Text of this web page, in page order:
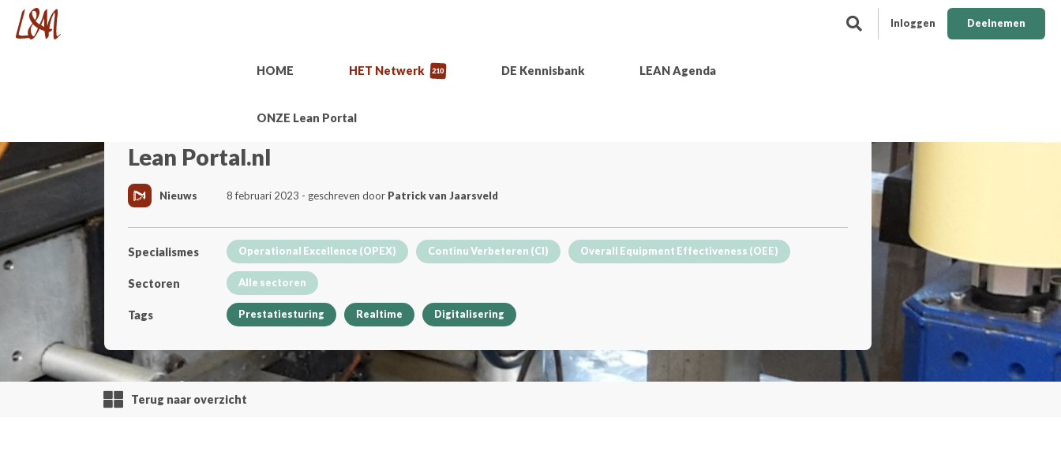
Inloggen Deelnemen
HOME HET Netwerk 210 DE Kennisbank LEAN Agenda
ONZE Lean Portal
Lean Portal.nl
Nieuws 8 februari 2023 - geschreven door Patrick van Jaarsveld
Specialismes Operational Excellence (OPEX) Continu Verbeteren (CI) Overall Equipment Effectiveness (OEE)
Sectoren Alle sectoren
Tags Prestatiesturing Realtime Digitalisering
Terug naar overzicht